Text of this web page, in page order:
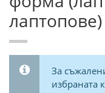
лаптопове)
За
избраната